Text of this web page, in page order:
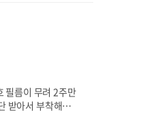
필름이 무려 2주만
받아서 부착해보